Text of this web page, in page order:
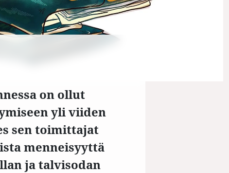
on ollut
yli viiden
sen toimittajat
menneisyyttä
ja talvisodan